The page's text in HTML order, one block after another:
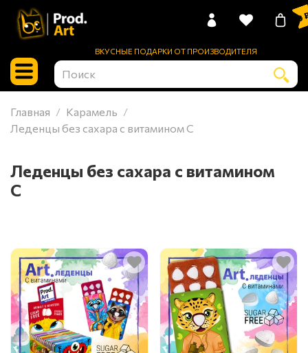
ВКУСНЫЕ ПОДАРКИ ОТ ПРОИЗВОДИТЕЛЯ
0
Главная
Карамель
Леденцы без сахара с витамином C
Леденцы без сахара с витамином
C